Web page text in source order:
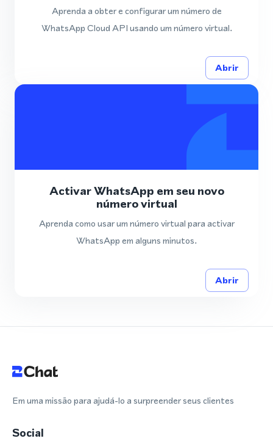
Aprenda a obter e configurar um número de
WhatsApp Cloud API usando um número virtual.
Abrir
Activar WhatsApp em seu novo
número virtual
Aprenda como usar um número virtual para activar
WhatsApp em alguns minutos.
Abrir
Em uma missão para ajudá-lo a surpreender seus clientes
Social